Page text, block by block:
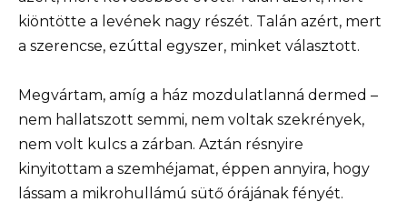
kiöntötte a levének nagy részét. Talán azért, mert
a szerencse, ezúttal egyszer, minket választott.
Megvártam, amíg a ház mozdulatlanná dermed –
nem hallatszott semmi, nem voltak szekrények,
nem volt kulcs a zárban. Aztán résnyire
kinyitottam a szemhéjamat, éppen annyira, hogy
lássam a mikrohullámú sütő órájának fényét.